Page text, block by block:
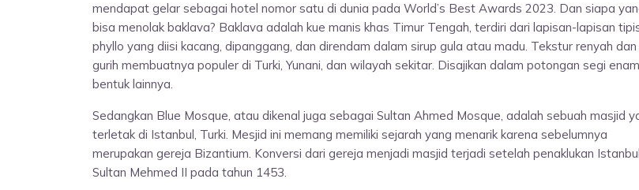
mendapat gelar sebagai hotel nomor satu di dunia pada World’s Best Awards 2023. Dan siapa
bisa menolak baklava? Baklava adalah kue manis khas Timur Tengah, terdiri dari lapisan-lapisan
phyllo yang diisi kacang, dipanggang, dan direndam dalam sirup gula atau madu. Tekstur renyah
gurih membuatnya populer di Turki, Yunani, dan wilayah sekitar. Disajikan dalam potongan segi
bentuk lainnya.
Sedangkan Blue Mosque, atau dikenal juga sebagai Sultan Ahmed Mosque, adalah sebuah masjid
terletak di Istanbul, Turki. Mesjid ini memang memiliki sejarah yang menarik karena sebelumnya
merupakan gereja Bizantium. Konversi dari gereja menjadi masjid terjadi setelah penaklukan
Sultan Mehmed II pada tahun 1453.